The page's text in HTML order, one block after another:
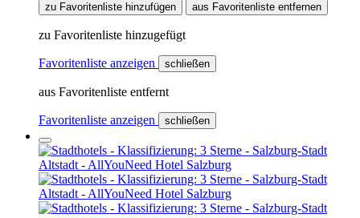
zu Favoritenliste hinzufügen aus Favoritenliste entfernen
zu Favoritenliste hinzugefügt
Favoritenliste anzeigen schließen
aus Favoritenliste entfernt
Favoritenliste anzeigen schließen